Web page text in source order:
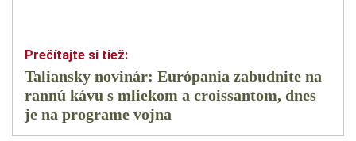
Taliansky novinár: Európania zabudnite na
rannú kávu s mliekom a croissantom, dnes
je na programe vojna